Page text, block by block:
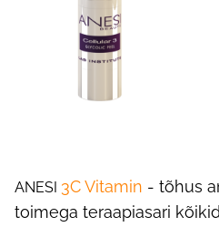
ANESI 3C Vitamin - tõhus
toimega teraapiasari